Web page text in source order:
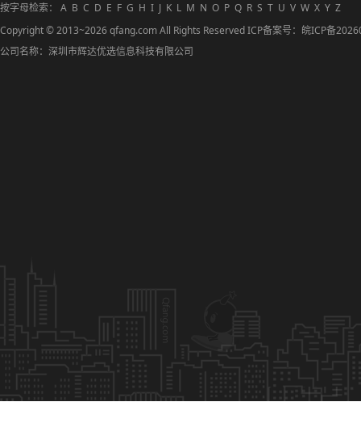
按字母检索： A B C D E F G H I J K L M N O P Q R S T U V W X Y Z
Copyright © 2013~2026 qfang.com All Rights Reserved ICP备案号： 皖ICP备
公司名称：深圳市辉达优选信息科技有限公司